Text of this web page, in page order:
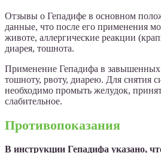
Отзывы о Гепадифе в основном
данные, что после его применения
животе, аллергические реакции
диарея, тошнота.
Применение Гепадифа в завышенных
тошноту, рвоту, диарею. Для снятия
необходимо промыть желудок,
слабительное.
Противопоказания
В инструкции Гепадифа указано,